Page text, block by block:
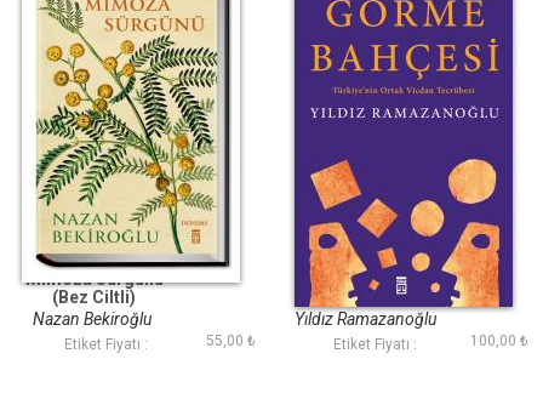
Mimoza Sürgünü
(Bez Ciltli)
Nazan Bekiroğlu
Etiket Fiyatı : 55,00 ₺
Görme Bahçesi
Yıldız Ramazanoğlu
Etiket Fiyatı : 100,00 ₺